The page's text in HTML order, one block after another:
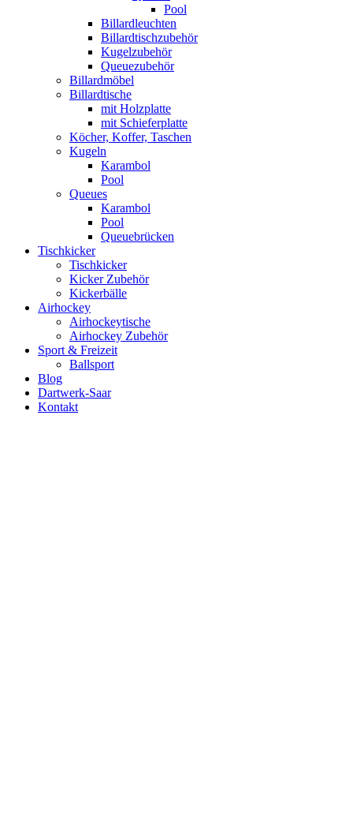
Pool
Billardleuchten
Billardtischzubehör
Kugelzubehör
Queuezubehör
Billardmöbel
Billardtische
mit Holzplatte
mit Schieferplatte
Köcher, Koffer, Taschen
Kugeln
Karambol
Pool
Queues
Karambol
Pool
Queuebrücken
Tischkicker
Tischkicker
Kicker Zubehör
Kickerbälle
Airhockey
Airhockeytische
Airhockey Zubehör
Sport & Freizeit
Ballsport
Blog
Dartwerk-Saar
Kontakt